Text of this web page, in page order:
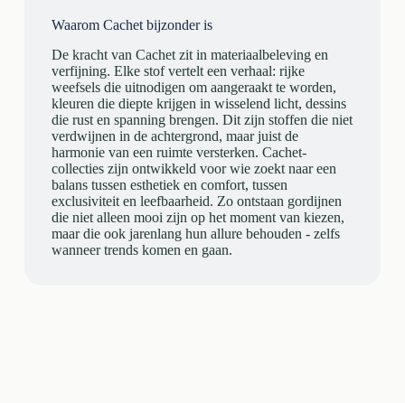
Waarom Cachet bijzonder is
De kracht van Cachet zit in materiaalbeleving en
verfijning. Elke stof vertelt een verhaal: rijke
weefsels die uitnodigen om aangeraakt te worden,
kleuren die diepte krijgen in wisselend licht, dessins
die rust en spanning brengen. Dit zijn stoffen die niet
verdwijnen in de achtergrond, maar juist de
harmonie van een ruimte versterken. Cachet-
collecties zijn ontwikkeld voor wie zoekt naar een
balans tussen esthetiek en comfort, tussen
exclusiviteit en leefbaarheid. Zo ontstaan gordijnen
die niet alleen mooi zijn op het moment van kiezen,
maar die ook jarenlang hun allure behouden - zelfs
wanneer trends komen en gaan.